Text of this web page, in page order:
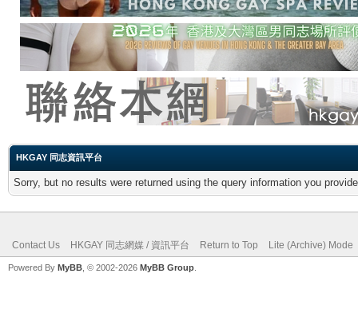
HKGAY 同志資訊平台
Sorry, but no results were returned using the query information you
Contact Us HKGAY 同志網媒 / 資訊平台 Return to Top Lite (Archive) Mode
Powered By MyBB , © 2002-2026 MyBB Group